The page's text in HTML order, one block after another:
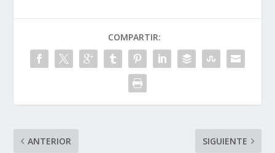
COMPARTIR:
ANTERIOR SIGUIENTE